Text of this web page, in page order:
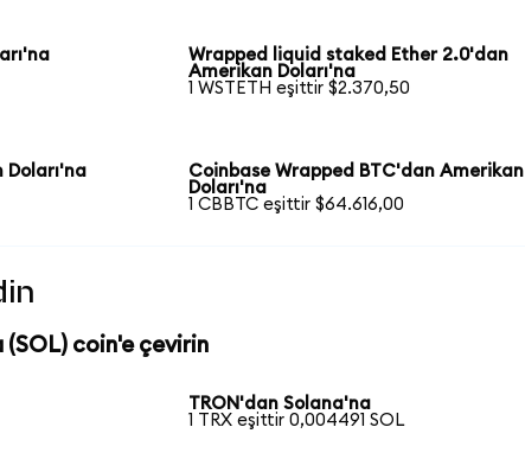
Wrapped liquid staked Ether 2.0'dan
Amerikan Doları'na
1 WSTETH eşittir $2.370,50
Doları'na
Coinbase Wrapped BTC'dan Amerikan
Doları'na
1 CBBTC eşittir $64.616,00
coin'e çevirin
TRON'dan Solana'na
1 TRX eşittir 0,004491 SOL